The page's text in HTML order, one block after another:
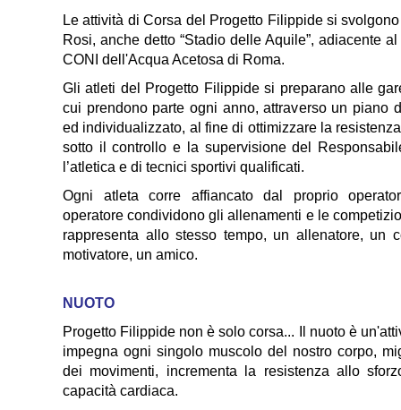
Le attività di Corsa del Progetto Filippide si
Rosi, anche detto “Stadio delle Aquile”, adiacente
CONI dell'Acqua Acetosa di Roma.
Gli atleti del Progetto Filippide si preparano alle
cui prendono parte ogni anno, attraverso un piano
ed individualizzato, al fine di ottimizzare la
sotto il controllo e la supervisione del
l’atletica e di tecnici sportivi qualificati.
Ogni atleta corre affiancato dal proprio
operatore condividono gli allenamenti e le
rappresenta allo stesso tempo, un allenatore, un
motivatore, un amico.
NUOTO
Progetto Filippide non è solo corsa... Il nuoto è
impegna ogni singolo muscolo del nostro corpo,
dei movimenti, incrementa la resistenza allo
capacità cardiaca.